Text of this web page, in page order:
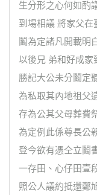
生分形之心何如酌
到場相議 將家父
鬮為定諸凡開載明
以後兄 弟和好成家
勝記大公未分鬮定
為私取其內地祖父
存為公其父母葬費
為定例此係尊長公
登今欲有憑仝立鬮
一存田、心仔田壹
照公人議約抵還鄭